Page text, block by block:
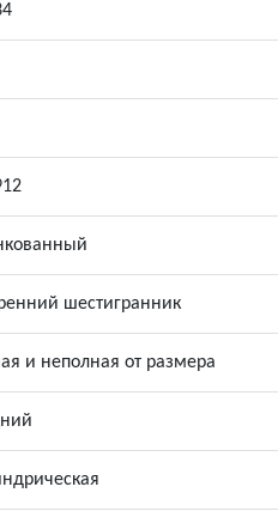
шестигранник
и неполная от размера